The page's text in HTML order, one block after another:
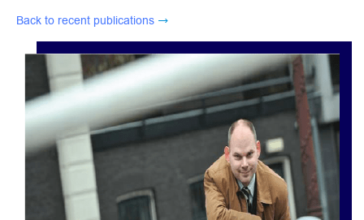
Back to recent publications